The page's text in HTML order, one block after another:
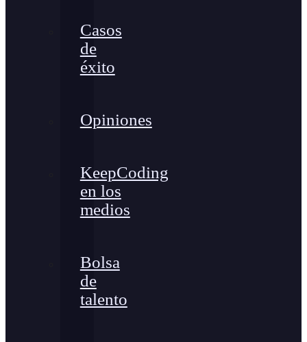
Casos
de
éxito
Opiniones
KeepCoding
en los
medios
Bolsa
de
talento